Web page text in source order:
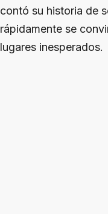
contó su historia de
rápidamente se
lugares inesperados.